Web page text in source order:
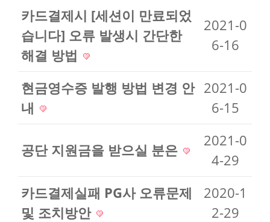
카드결제시 [세션이 만료되었
습니다] 오류 발생시 간단한
해결 방법
2021-0
6-16
현금영수증 발행 방법 변경 안
내
2021-0
6-15
공단 지원금을 받으실 분은
2021-0
4-29
카드결제실패 PG사 오류문제
및 조치방안
2020-1
2-29